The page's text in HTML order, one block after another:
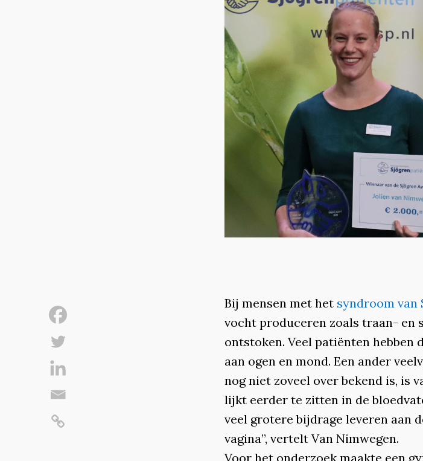
Bij mensen met het syndroom van
vocht produceren zoals traan- en
ontstoken. Veel patiënten hebben
aan ogen en mond. Een ander
nog niet zoveel over bekend is, is
lijkt eerder te zitten in de
veel grotere bijdrage leveren aan
vagina”, vertelt Van Nimwegen.
Voor het onderzoek maakte een